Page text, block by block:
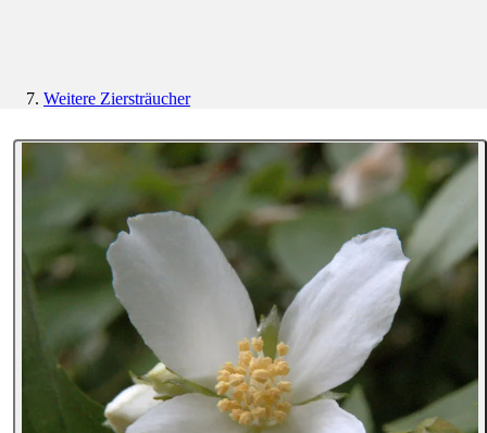
Weitere Ziersträucher